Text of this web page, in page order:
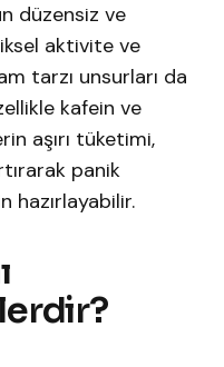
düzensiz ve
aktivite ve
tarzı unsurları da
kafein ve
aşırı tüketimi,
panik
hazırlayabilir.